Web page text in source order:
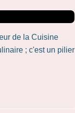
de la Cuisine
; c'est un pilier